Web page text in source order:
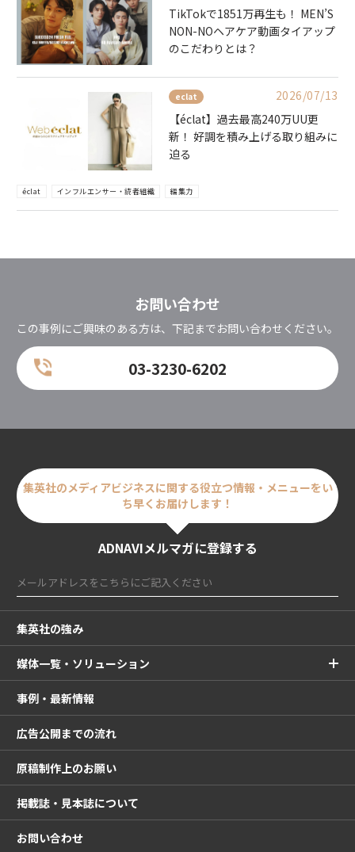
TikTokで1851万再生も！ MEN’S
NON-NOヘアケア動画タイアップ
のこだわりとは？
eclat
2026/07/13
【éclat】過去最高240万UU更
新！ 好調を積み上げる取り組みに
迫る
éclat インフルエンサー・読者組織 編集力
お問い合わせ
この事例にご興味のある方は、下記までお問い合わせください。
03-3230-6202
集英社のメディアビジネスに関する役立つ情報・メニューをい
ち早くお届けします！
ADNAVIメルマガに登録する
集英社の強み
媒体一覧・ソリューション
事例・最新情報
広告公開までの流れ
原稿制作上のお願い
掲載誌・見本誌について
お問い合わせ